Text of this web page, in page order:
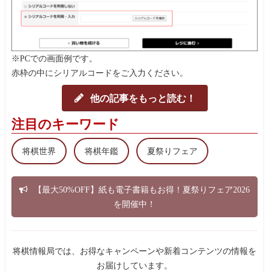
※PCでの画面例です。
赤枠の中にシリアルコードをご入力ください。
他の記事をもっと読む！
注目のキーワード
将棋世界 将棋年鑑 夏祭りフェア
【最大50%OFF】紙も電子書籍もお得！夏祭りフェア2026
を開催中！
将棋情報局では、お得なキャンペーンや新着コンテンツの情報を
お届けしています。